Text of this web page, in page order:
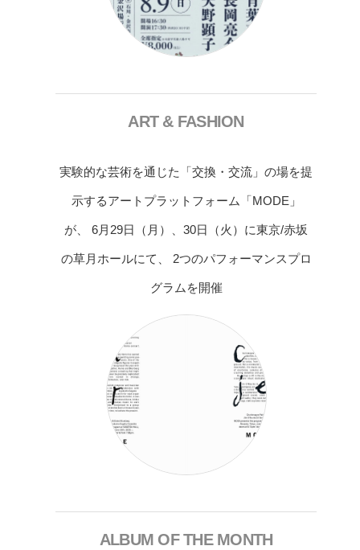
ART & FASHION
実験的な芸術を通じた「交換・交流」の場を提
示するアートプラットフォーム「MODE」
が、 6月29日（月）、30日（火）に東京/赤坂
の草月ホールにて、 2つのパフォーマンスプロ
グラムを開催
ALBUM OF THE MONTH